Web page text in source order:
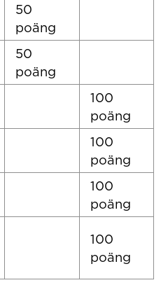
50
poäng
50
poäng
100
poäng
100
poäng
100
poäng
100
poäng